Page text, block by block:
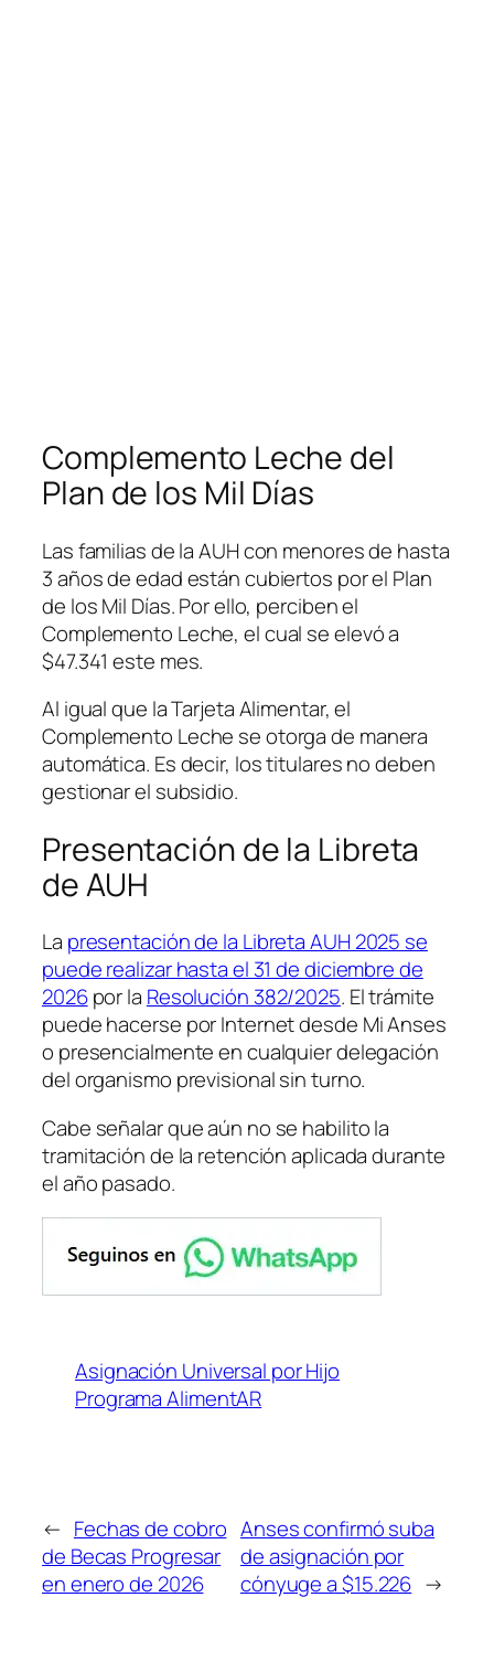
Complemento Leche del
Plan de los Mil Días
Las familias de la AUH con menores de hasta
3 años de edad están cubiertos por el Plan
de los Mil Días. Por ello, perciben el
Complemento Leche, el cual se elevó a
$47.341 este mes.
Al igual que la Tarjeta Alimentar, el
Complemento Leche se otorga de manera
automática. Es decir, los titulares no deben
gestionar el subsidio.
Presentación de la Libreta
de AUH
La presentación de la Libreta AUH 2025 se
puede realizar hasta el 31 de diciembre de
2026por la Resolución 382/2025. El trámite
puede hacerse por Internet desde Mi Anses
o presencialmente en cualquier delegación
del organismo previsional sin turno.
Cabe señalar que aún no se habilito la
tramitación de la retención aplicada durante
el año pasado.
Asignación Universal por Hijo
Programa AlimentAR
← Fechas de cobro
de Becas Progresar
en enero de 2026
Anses confirmó suba
de asignación por
cónyuge a $15.226 →